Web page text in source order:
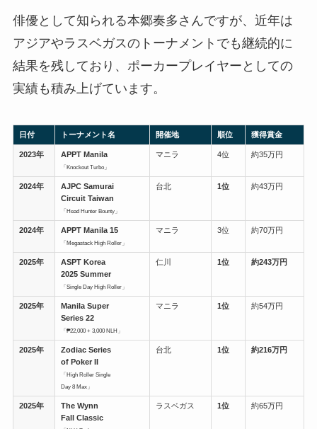
俳優として知られる本郷奏多さんですが、近年は
アジアやラスベガスのトーナメントでも継続的に
結果を残しており、ポーカープレイヤーとしての
実績も積み上げています。
日付 トーナメント名 開催地 順位 獲得賞金
2023年 APPT Manila
「Knockout Turbo」
マニラ 4位 約35万円
2024年
AJPC Samurai
Circuit Taiwan
「Head Hunter Bounty」
台北 1位 約43万円
2024年 APPT Manila 15
「Megastack High Roller」
マニラ 3位 約70万円
2025年
ASPT Korea
2025 Summer
「Single Day High Roller」
仁川 1位 約243万円
2025年
Manila Super
Series 22
「₱22,000 + 3,000 NLH」
マニラ 1位 約54万円
2025年
Zodiac Series
of Poker II
「High Roller Single
Day 8 Max」
台北 1位 約216万円
2025年
The Wynn
Fall Classic
ラスベガス 1位 約65万円